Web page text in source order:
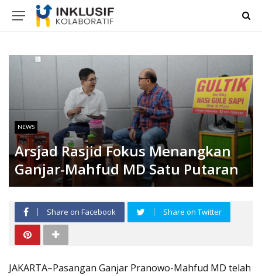
NEWS
Arsjad Rasjid Fokus Menangkan
Ganjar-Mahfud MD Satu Putaran
Share on Facebook Share on Twitter
JAKARTA–Pasangan Ganjar Pranowo-Mahfud MD telah